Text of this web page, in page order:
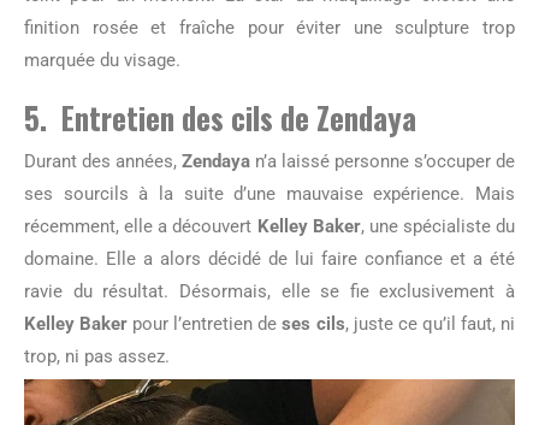
finition rosée et fraîche pour éviter une sculpture trop
marquée du visage.
5. Entretien des cils de Zendaya
Durant des années, Zendaya n’a laissé personne s’occuper de
ses sourcils à la suite d’une mauvaise expérience. Mais
récemment, elle a découvert Kelley Baker, une spécialiste du
domaine. Elle a alors décidé de lui faire confiance et a été
ravie du résultat. Désormais, elle se fie exclusivement à
Kelley Baker pour l’entretien deses cils, juste ce qu’il faut, ni
trop, ni pas assez.